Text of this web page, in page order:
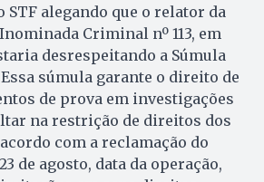
alegando que o relator da
Criminal nº 113, em
desrespeitando a Súmula
súmula garante o direito de
de prova em investigações
na restrição de direitos dos
com a reclamação do
de agosto, data da operação,